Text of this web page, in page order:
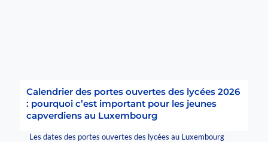
Calendrier des portes ouvertes des lycées 2026
: pourquoi c’est important pour les jeunes
capverdiens au Luxembourg
Les dates des portes ouvertes des lycées au Luxembourg